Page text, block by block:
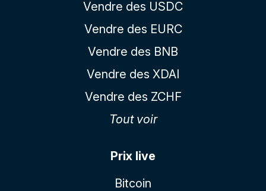
Vendre des USDC
Vendre des EURC
Vendre des BNB
Vendre des XDAI
Vendre des ZCHF
Tout voir
Prix live
Bitcoin